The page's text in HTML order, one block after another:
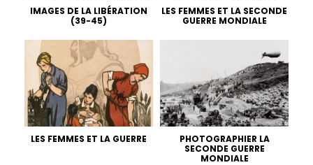
IMAGES DE LA LIBÉRATION
(39-45)
LES FEMMES ET LA SECONDE
GUERRE MONDIALE
LES FEMMES ET LA GUERRE
PHOTOGRAPHIER LA
SECONDE GUERRE
MONDIALE